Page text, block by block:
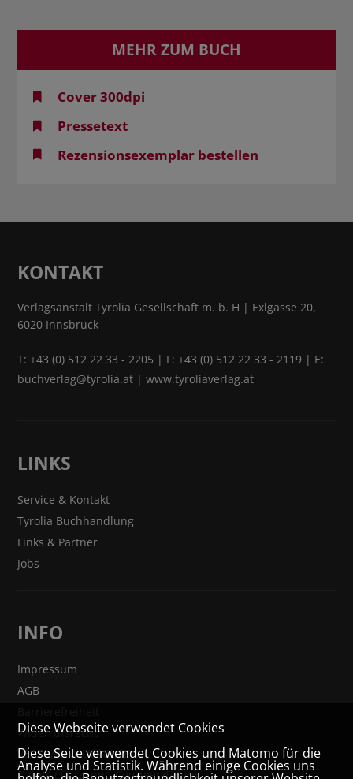
MEHR ZUM BUCH
Cover 300dpi
Pressetext
Rezensionsexemplar bestellen
KONTAKT
Verlagsanstalt Tyrolia Gesellschaft m. b. H | Exlgasse 20,
6020 Innsbruck
T:+43 (0) 512 22 33 - 2205 | F: +43 (0) 512 22 33 - 2119 | E:
buchverlag@tyrolia.at |www.tyroliaverlag.at
LINKS
Service & Kontakt
Tyrolia Buchhandlung
Links & Partner
Jobs
INFO
Impressum
AGB
Widerrufsrecht
VERTRAG WIDERRUFEN
Datenschutz- und Cookieerklärung
Diese Webseite verwendet Cookies
Diese Seite verwendet Cookies und Matomo für die
Analyse und Statistik. Während einige Cookies uns